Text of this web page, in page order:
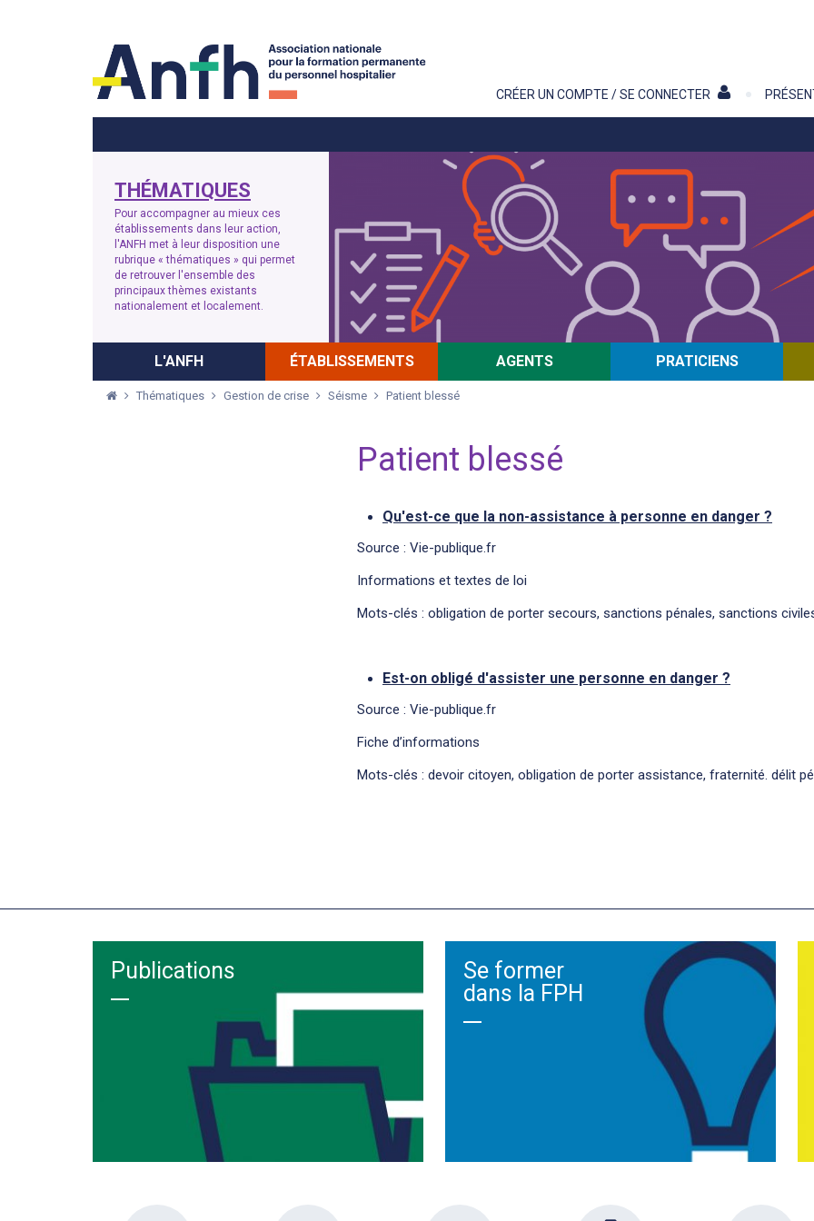
CRÉER UN COMPTE / SE CONNECTER
THÉMATIQUES
Pour accompagner au mieux ces
établissements dans leur action,
l'ANFH met à leur disposition une
rubrique « thématiques » qui permet
de retrouver l'ensemble des
principaux thèmes existants
nationalement et localement.
L'ANFH ÉTABLISSEMENTS AGENTS PRATICIENS
Thématiques Gestion de crise Séisme Patient blessé
Patient blessé
Qu'est-ce que la non-assistance à personne en danger ?
Source : Vie-publique.fr
Informations et textes de loi
Mots-clés : obligation de porter secours, sanctions pénales, sanctions
Est-on obligé d'assister une personne en danger ?
Source : Vie-publique.fr
Fiche d’informations
Mots-clés : devoir citoyen, obligation de porter assistance, fraternité. délit
Publications
Se former
dans la FPH